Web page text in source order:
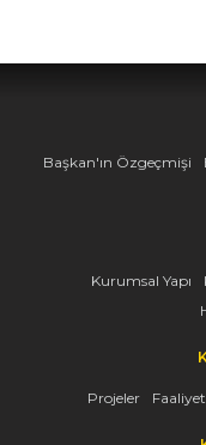
Başkan'ın Özgeçmişi
Kurumsal Yapı
Projeler